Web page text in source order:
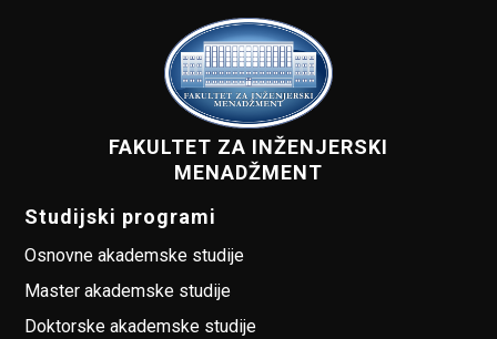
FAKULTET ZA INŽENJERSKI
MENADŽMENT
Studijski programi
Osnovne akademske studije
Master akademske studije
Doktorske akademske studije